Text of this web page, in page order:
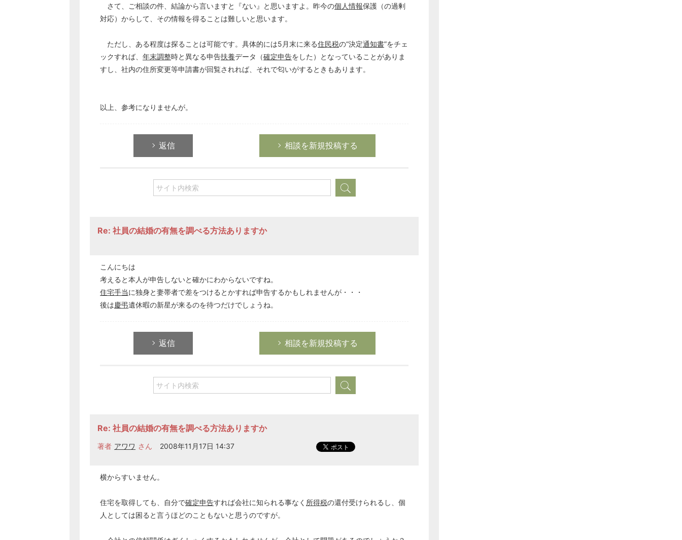
さて、ご相談の件、結論から言いますと『ない』と思いますよ。昨今の個人情報保護（の過剰
対応）からして、その情報を得ることは難しいと思います。
ただし、ある程度は探ることは可能です。具体的には5月末に来る住民税の“決定通知書”をチェ
ックすれば、 年末調整時と異なる申告扶養データ（確定申告をした）となっていることがありま
すし、社内の住所変更等申請書が回覧されれば、それで匂いがするときもあります。
以上、参考になりませんが。
返信 相談を新規投稿する
Re: 社員の結婚の有無を調べる方法ありますか
こんにちは
考えると本人が申告しないと確かにわからないですね。
住宅手当に独身と妻帯者で差をつけるとかすれば申告するかもしれませんが・・・
後は慶弔遺休暇の新星が来るのを待つだけでしょうね。
返信 相談を新規投稿する
Re: 社員の結婚の有無を調べる方法ありますか
著者 アワワ さん 2008年11月17日 14:37
横からすいません。
住宅を取得しても、自分で確定申告すれば会社に知られる事なく 所得税の還付受けられるし、個
人としては困ると言うほどのこともないと思うのですが。